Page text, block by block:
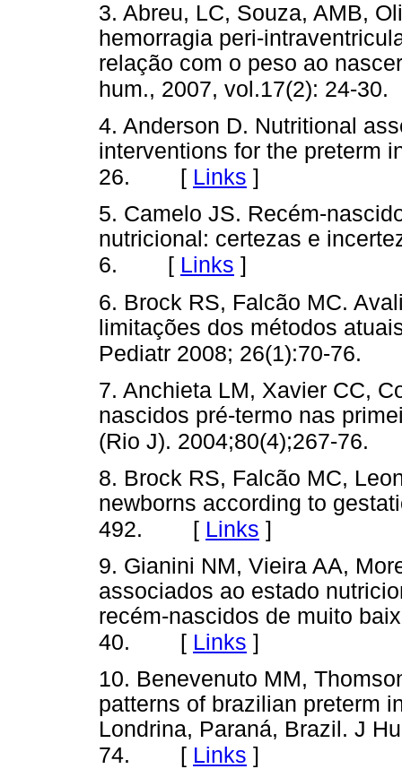
3. Abreu, LC, Souza, AMB,
hemorragia peri-
relação com o peso ao
hum., 2007, vol.17(2): 24-30.
4. Anderson D. Nutritional
interventions for the preterm
26. [ Links ]
5. Camelo JS. Recém-
nutricional: certezas e
6. [ Links ]
6. Brock RS, Falcão MC.
limitações dos métodos
Pediatr 2008; 26(1):70-76.
7. Anchieta LM, Xavier CC,
nascidos pré-termo nas
(Rio J). 2004;80(4);267-76.
8. Brock RS, Falcão MC,
newborns according to
492. [ Links ]
9. Gianini NM, Vieira AA,
associados ao estado
recém-nascidos de muito
40. [ Links ]
10. Benevenuto MM,
patterns of brazilian preterm
Londrina, Paraná, Brazil. J
74. [ Links ]